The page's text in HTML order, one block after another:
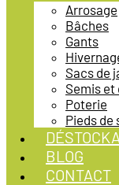
Arrosage
Bâches
Gants
Sacs de
Semis
Poterie
Pieds de
BLOG
CONTACT